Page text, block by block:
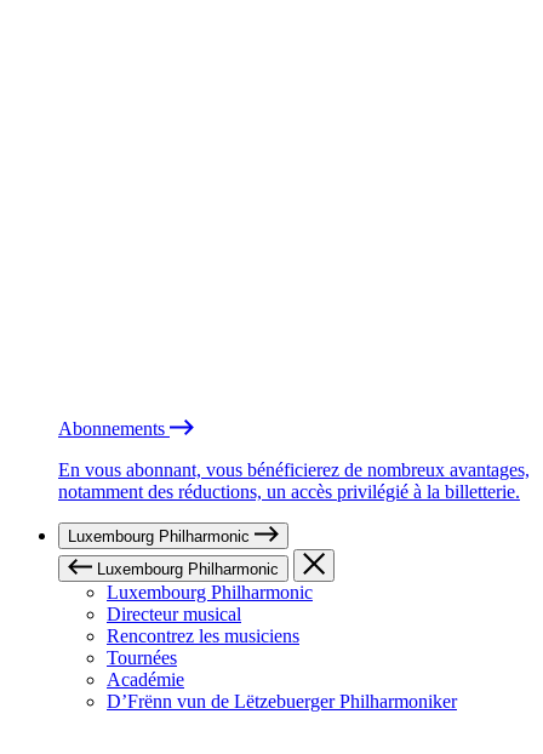
Abonnements
En vous abonnant, vous bénéficierez de nombreux avantages,
notamment des réductions, un accès privilégié à la billetterie.
Luxembourg Philharmonic
Luxembourg Philharmonic
Luxembourg Philharmonic
Directeur musical
Rencontrez les musiciens
Tournées
Académie
D’Frënn vun de Lëtzebuerger Philharmoniker